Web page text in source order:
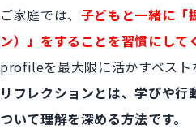
ご家庭では、 子どもと一緒に「
ン）」をすることを習慣にして
profileを最大限に活かすベスト
リフレクションとは、学びや
ついて理解を深める方法です。